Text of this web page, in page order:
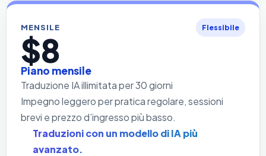
MENSILE Flessibile
$8
Piano mensile
Traduzione IA illimitata per 30 giorni
Impegno leggero per pratica regolare, sessioni
brevi e prezzo d’ingresso più basso.
Traduzioni con un modello di IA più
avanzato.